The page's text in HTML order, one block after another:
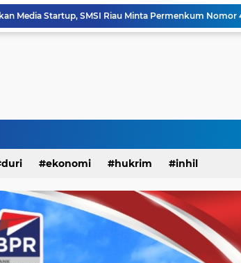
duri ekonomi hukrim inhil
khazanah khusus kuansing
padang pariwisata pekanbaru
siak solok sosial